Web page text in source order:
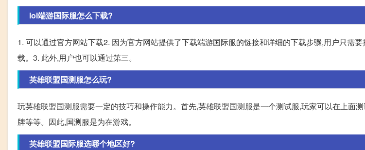
lol端游国际服怎么下载?
1. 可以通过官方网站下载2. 因为官方网站提供了下载端游国际服的链接和详细的下载步骤,用户只需
载。3. 此外,用户也可以通过第三。
英雄联盟国测服怎么玩?
玩英雄联盟国测服需要一定的技巧和操作能力。首先,英雄联盟国测服是一个测试服,玩家可以在上面
牌等等。因此,国测服是为在游戏。
英雄联盟国际服选哪个地区好?